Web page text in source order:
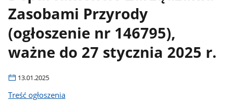
Zasobami Przyrody
(ogłoszenie nr 146795),
ważne do 27 stycznia 2025 r.
13.01.2025
Treść ogłoszenia